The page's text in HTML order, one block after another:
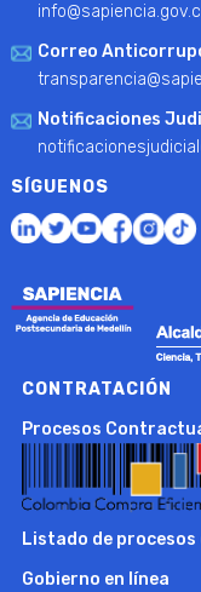
Correo
Notificaciones
SÍGUENOS
CONTRATACIÓN
Procesos
Listado de
Gobierno en línea